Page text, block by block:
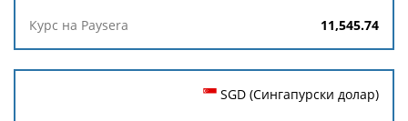
11,545.74
SGD (Сингапурски долар)